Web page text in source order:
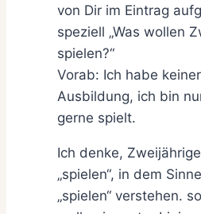
von Dir im Eintrag
speziell „Was wollen
spielen?“
Vorab: Ich habe
Ausbildung, ich bin
gerne spielt.
Ich denke,
„spielen“, in dem
„spielen“ verstehen.